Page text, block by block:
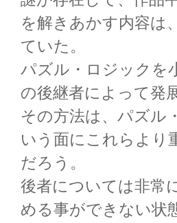
を解きあかす内容は
ていた。
パズル・ロジックを
の後継者によって発
その方法は、パズル
いう面にこれらより
だろう。
後者については非常
める事ができない状